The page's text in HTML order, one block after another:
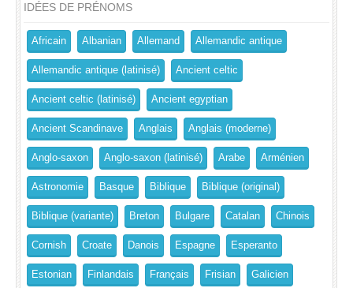
IDÉES DE PRÉNOMS
Africain Albanian Allemand Allemandic antique
Allemandic antique (latinisé) Ancient celtic
Ancient celtic (latinisé) Ancient egyptian
Ancient Scandinave Anglais Anglais (moderne)
Anglo-saxon Anglo-saxon (latinisé) Arabe Arménien
Astronomie Basque Biblique Biblique (original)
Biblique (variante) Breton Bulgare Catalan Chinois
Cornish Croate Danois Espagne Esperanto
Estonian Finlandais Français Frisian Galicien